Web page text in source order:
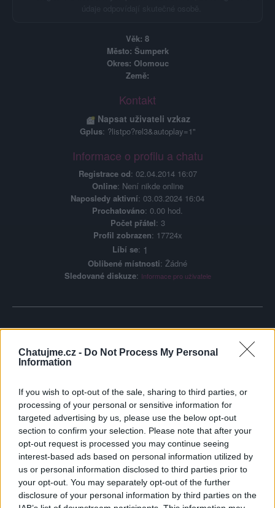
Chatujme.cz - Do Not Process My Personal
Information
If you wish to opt-out of the sale, sharing to third parties, or
processing of your personal or sensitive information for
targeted advertising by us, please use the below opt-out
section to confirm your selection. Please note that after your
opt-out request is processed you may continue seeing
interest-based ads based on personal information utilized by
us or personal information disclosed to third parties prior to
your opt-out. You may separately opt-out of the further
disclosure of your personal information by third parties on the
Věk: 8
Město: Šumperk
Okres: Olomouc
Země:
Kontakt
Napsat uživateli vzkaz
Gplus: ?listpo?rel3&autoplay=1"
Informace o profilu a chatu
Registrace od: 02.04.2014 16:07
Online: Není nikde online
Naposledy aktivní: 03.03.2024 16:04
Prochatováno: 0.00 hod.
Počet přátel: 3
Profil zobrazen: 17724x
Líbí se: 1
Oblibené místnosti: Žádné
Sledované diskuze: Informace pro uživatele
Poslední 3 příspěvky na mé zdi
AHOOOOJ ....KRASNE RANKO
....ZLATICKO NETOVE ....ZELAM TI